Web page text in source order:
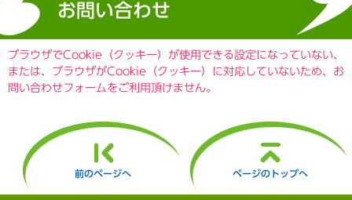
お問い合わせ
ブラウザでCookie（クッキー）が使用できる設定になっていない、
または、ブラウザがCookie（クッキー）に対応していないため、お
問い合わせフォームをご利用頂けません。
前のページへ ページのトップへ